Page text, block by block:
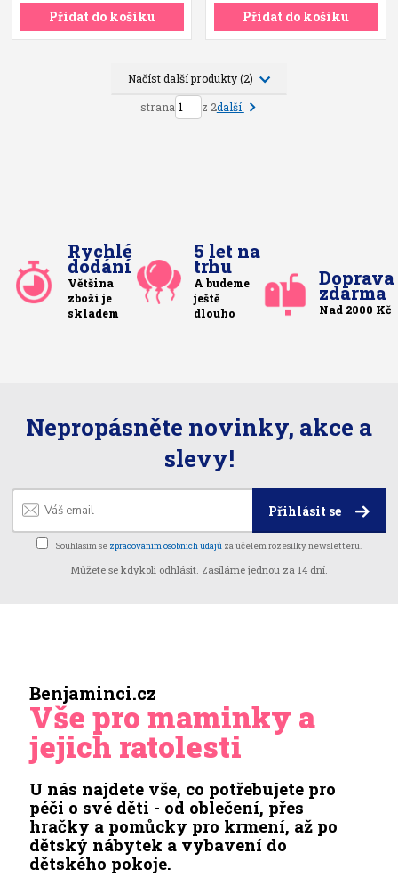
Přidat do košíku Přidat do košíku
Načíst další produkty (2)
strana z 2další
Rychlé
dodání
Většina
zboží je
skladem
5 let na
trhu
A budeme
ještě
dlouho
Doprava
zdarma
Nad 2000 Kč
Nepropásněte novinky, akce a
slevy!
Přihlásit se
Souhlasím se zpracováním osobních údajů za účelem rozesílky newsletteru.
Můžete se kdykoli odhlásit. Zasíláme jednou za 14 dní.
Benjaminci.cz
Vše pro maminky a
jejich ratolesti
U nás najdete vše, co potřebujete pro
péči o své děti - od oblečení, přes
hračky a pomůcky pro krmení, až po
dětský nábytek a vybavení do
dětského pokoje.